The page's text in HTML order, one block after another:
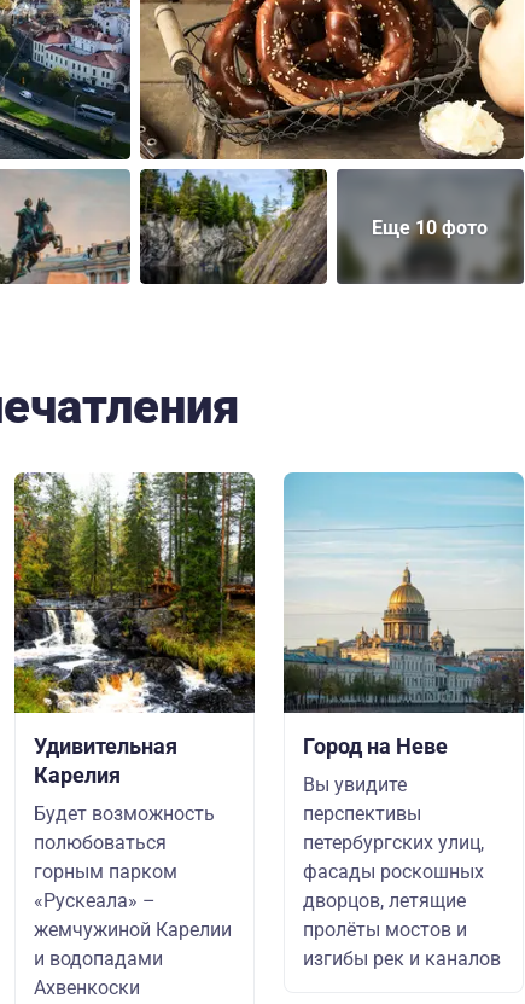
Еще 10 фото
Удивительная
Карелия
Будет возможность
полюбоваться
горным парком
«Рускеала» –
жемчужиной Карелии
и водопадами
Ахвенкоски
Город на Неве
Вы увидите
перспективы
петербургских улиц,
фасады роскошных
дворцов, летящие
пролёты мостов и
изгибы рек и каналов